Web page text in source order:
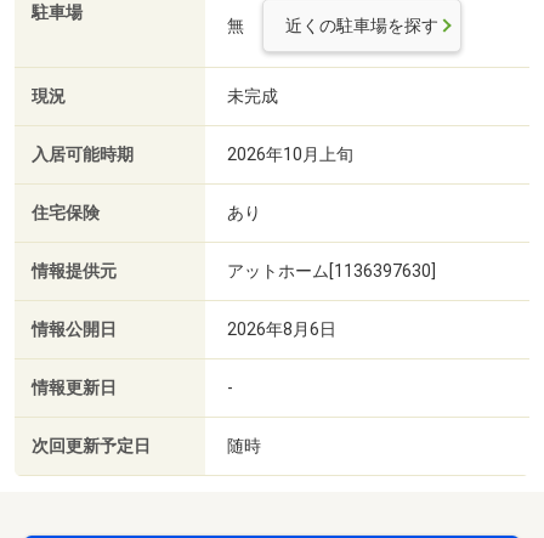
駐車場
無 近くの駐車場を探す
現況 未完成
入居可能時期 2026年10月上旬
住宅保険 あり
情報提供元 アットホーム[1136397630]
情報公開日 2026年8月6日
情報更新日 -
次回更新予定日 随時